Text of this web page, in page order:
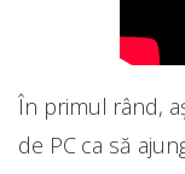
În primul rând,
de PC ca să